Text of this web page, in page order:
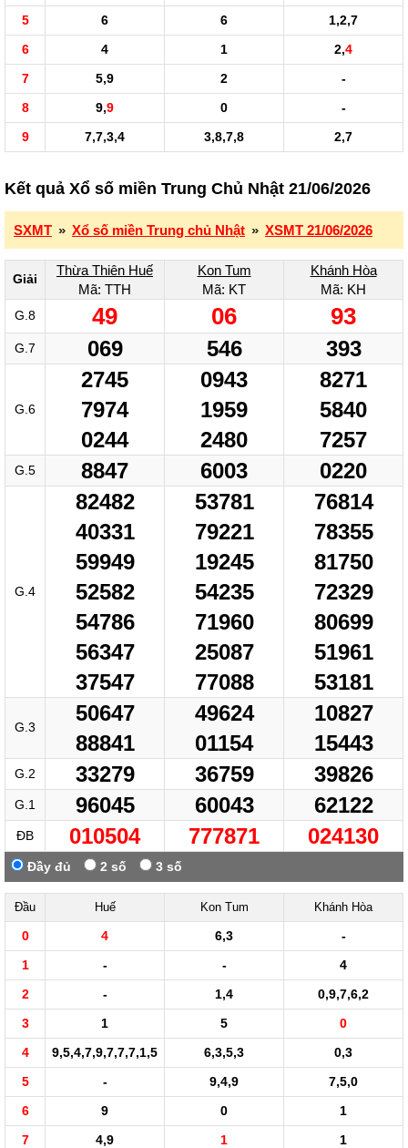
5
6 6
1,2,7
6
4 1 2,4
7
5,9 2
-
8
9,9 0
-
9
7,7,3,4 3,8,7,8 2,7
Kết quả Xổ số miền Trung Chủ Nhật 21/06/2026
SXMT » Xổ số miền Trung chủ Nhật » XSMT 21/06/2026
Giải
Thừa Thiên Huế
Mã: TTH
Kon Tum
Mã: KT
Khánh Hòa
Mã: KH
G.8 49 06 93
G.7 069 546 393
G.6
2745
7974
0244
0943
1959
2480
8271
5840
7257
G.5 8847 6003 0220
G.4
82482
40331
59949
52582
54786
56347
37547
53781
79221
19245
54235
71960
25087
77088
76814
78355
81750
72329
80699
51961
53181
G.3
50647
88841
49624
01154
10827
15443
G.2 33279 36759 39826
G.1 96045 60043 62122
ĐB 010504 777871 024130
Đầy đủ 2 số 3 số
Đầu Huế Kon Tum Khánh Hòa
0 4 6,3
-
1
- -
4
2
- 1,4
0,9,7,6,2
3
1 5
0
4
9,5,4,7,9,7,7,7,1,5 6,3,5,3
0,3
5
- 9,4,9
7,5,0
6
9 0
1
7
4,9 1
1